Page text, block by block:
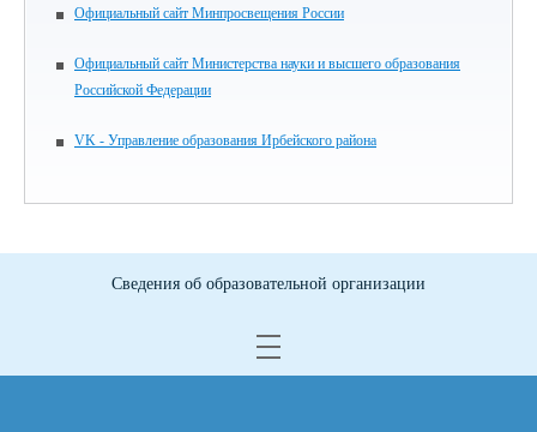
Официальный сайт Минпросвещения России
Официальный сайт Министерства науки и высшего образования
Российской Федерации
VK - Управление образования Ирбейского района
Сведения об образовательной организации